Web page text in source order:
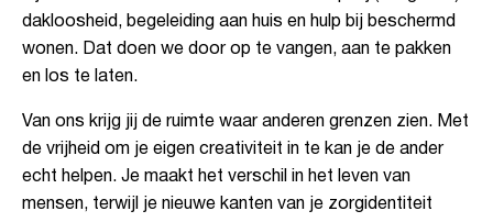
dakloosheid, begeleiding aan huis en hulp bij beschermd
wonen. Dat doen we door op te vangen, aan te pakken
en los te laten.
Van ons krijg jij de ruimte waar anderen grenzen zien. Met
de vrijheid om je eigen creativiteit in te kan je de ander
echt helpen. Je maakt het verschil in het leven van
mensen, terwijl je nieuwe kanten van je zorgidentiteit